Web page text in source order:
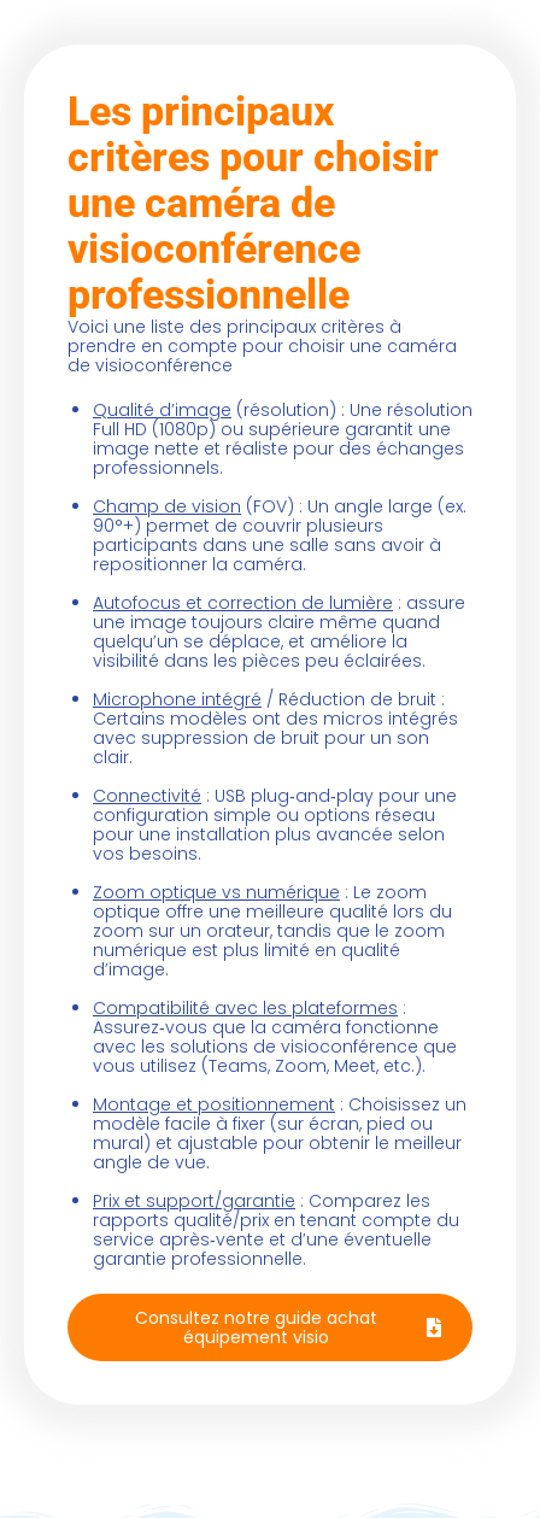
Les principaux
critères pour choisir
une caméra de
visioconférence
professionnelle
Voici une liste des principaux critères à
prendre en compte pour choisir une caméra
de visioconférence
Qualité d’image (résolution) : Une résolution
Full HD (1080p) ou supérieure garantit une
image nette et réaliste pour des échanges
professionnels.
Champ de vision (FOV) : Un angle large (ex.
90°+) permet de couvrir plusieurs
participants dans une salle sans avoir à
repositionner la caméra.
Autofocus et correction de lumière : assure
une image toujours claire même quand
quelqu’un se déplace, et améliore la
visibilité dans les pièces peu éclairées.
Microphone intégré / Réduction de bruit :
Certains modèles ont des micros intégrés
avec suppression de bruit pour un son
clair.
Connectivité : USB plug‑and‑play pour une
configuration simple ou options réseau
pour une installation plus avancée selon
vos besoins.
Zoom optique vs numérique : Le zoom
optique offre une meilleure qualité lors du
zoom sur un orateur, tandis que le zoom
numérique est plus limité en qualité
d’image.
Compatibilité avec les plateformes :
Assurez‑vous que la caméra fonctionne
avec les solutions de visioconférence que
vous utilisez (Teams, Zoom, Meet, etc.).
Montage et positionnement : Choisissez un
modèle facile à fixer (sur écran, pied ou
mural) et ajustable pour obtenir le meilleur
angle de vue.
Prix et support/garantie : Comparez les
rapports qualité/prix en tenant compte du
service après‑vente et d’une éventuelle
garantie professionnelle.
Consultez notre guide achat
équipement visio